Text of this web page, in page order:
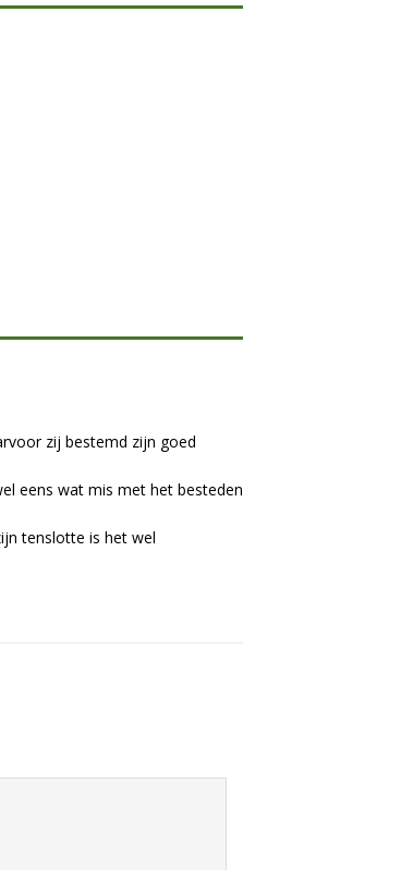
zij bestemd zijn goed
eens wat mis met het besteden
tenslotte is het wel